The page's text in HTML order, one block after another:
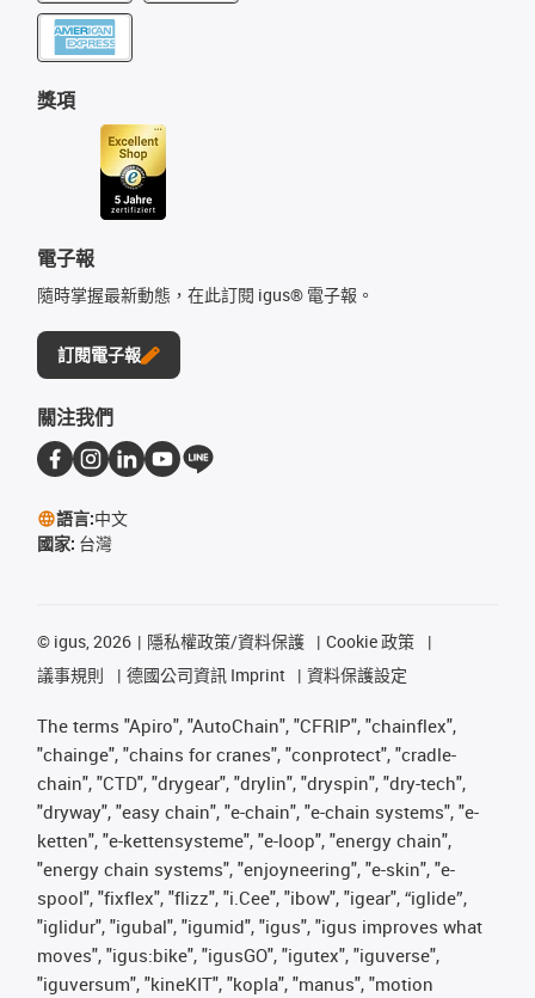
獎項
電子報
隨時掌握最新動態，在此訂閱 igus® 電子報。
訂閱電子報
關注我們
語言:中文
國家: 台灣
© igus, 2026 隱私權政策/資料保護
Cookie 政策
議事規則
德國公司資訊 Imprint 資料保護設定
The terms "Apiro", "AutoChain", "CFRIP", "chainflex",
"chainge", "chains for cranes", "conprotect", "cradle-
chain", "CTD", "drygear", "drylin", "dryspin", "dry-tech",
"dryway", "easy chain", "e-chain", "e-chain systems", "e-
ketten", "e-kettensysteme", "e-loop", "energy chain",
"energy chain systems", "enjoyneering", "e-skin", "e-
spool", "fixflex", "flizz", "i.Cee", "ibow", "igear", “iglide”,
"iglidur", "igubal", "igumid", "igus", "igus improves what
moves", "igus:bike", "igusGO", "igutex", "iguverse",
"iguversum", "kineKIT", "kopla", "manus", "motion